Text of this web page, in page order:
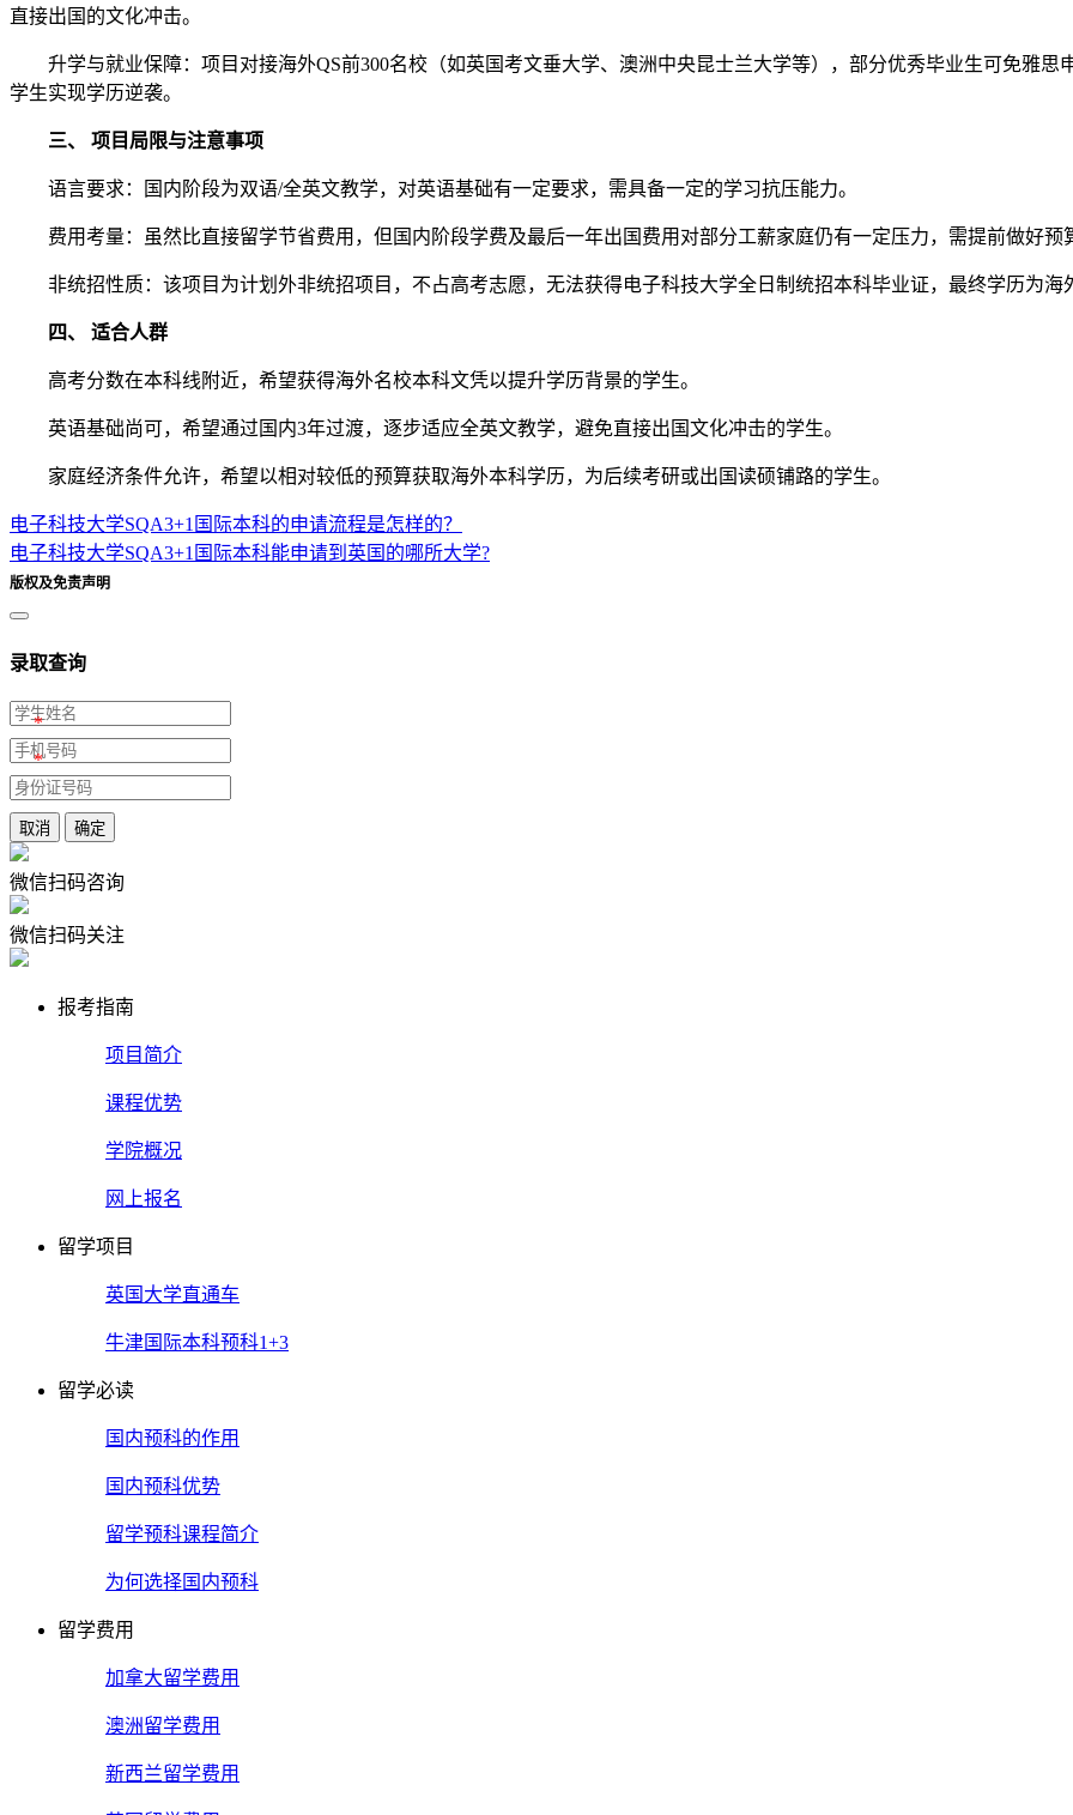
直接出国的文化冲击。
升学与就业保障：项目对接海外QS前300名校（如英国考文垂大学、澳洲中央昆士兰大学等），部分优秀毕业生可免雅思
学生实现学历逆袭。
三、 项目局限与注意事项
语言要求：国内阶段为双语/全英文教学，对英语基础有一定要求，需具备一定的学习抗压能力。
费用考量：虽然比直接留学节省费用，但国内阶段学费及最后一年出国费用对部分工薪家庭仍有一定压力，需提前做好预
非统招性质：该项目为计划外非统招项目，不占高考志愿，无法获得电子科技大学全日制统招本科毕业证，最终学历为海
四、 适合人群
高考分数在本科线附近，希望获得海外名校本科文凭以提升学历背景的学生。
英语基础尚可，希望通过国内3年过渡，逐步适应全英文教学，避免直接出国文化冲击的学生。
家庭经济条件允许，希望以相对较低的预算获取海外本科学历，为后续考研或出国读硕铺路的学生。
电子科技大学SQA3+1国际本科的申请流程是怎样的？
电子科技大学SQA3+1国际本科能申请到英国的哪所大学?
版权及免责声明
录取查询
*
*
取消 确定
微信扫码咨询
微信扫码关注
报考指南
项目简介
课程优势
学院概况
网上报名
留学项目
英国大学直通车
牛津国际本科预科1+3
留学必读
国内预科的作用
国内预科优势
留学预科课程简介
为何选择国内预科
留学费用
加拿大留学费用
澳洲留学费用
新西兰留学费用